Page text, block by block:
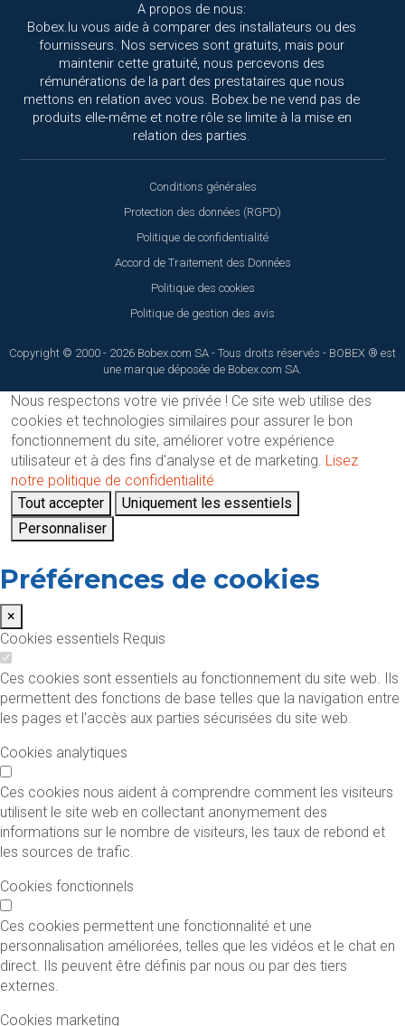
A propos de nous:
Bobex.lu vous aide à comparer des installateurs ou des
fournisseurs. Nos services sont gratuits, mais pour
maintenir cette gratuité, nous percevons des
rémunérations de la part des prestataires que nous
mettons en relation avec vous. Bobex.be ne vend pas de
produits elle-même et notre rôle se limite à la mise en
relation des parties.
Conditions générales
Protection des données (RGPD)
Politique de confidentialité
Accord de Traitement des Données
Politique des cookies
Politique de gestion des avis
Copyright © 2000 - 2026 Bobex.com SA - Tous droits réservés - BOBEX ® est
une marque déposée de Bobex.com SA.
Nous respectons votre vie privée ! Ce site web utilise des
cookies et technologies similaires pour assurer le bon
fonctionnement du site, améliorer votre expérience
utilisateur et à des fins d'analyse et de marketing. Lisez
notre politique de confidentialité
Tout accepter
Uniquement les essentiels
Personnaliser
Préférences de cookies
×
Cookies essentiels Requis
Ces cookies sont essentiels au fonctionnement du site web. Ils
permettent des fonctions de base telles que la navigation entre
les pages et l'accès aux parties sécurisées du site web.
Cookies analytiques
Ces cookies nous aident à comprendre comment les visiteurs
utilisent le site web en collectant anonymement des
informations sur le nombre de visiteurs, les taux de rebond et
les sources de trafic.
Cookies fonctionnels
Ces cookies permettent une fonctionnalité et une
personnalisation améliorées, telles que les vidéos et le chat en
direct. Ils peuvent être définis par nous ou par des tiers
externes.
Cookies marketing